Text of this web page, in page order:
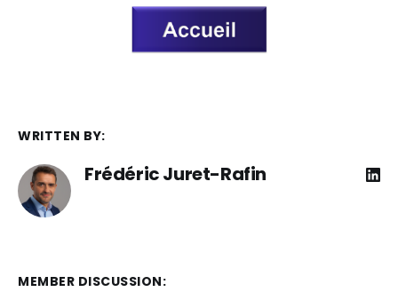
WRITTEN BY:
Frédéric Juret-Rafin
MEMBER DISCUSSION: